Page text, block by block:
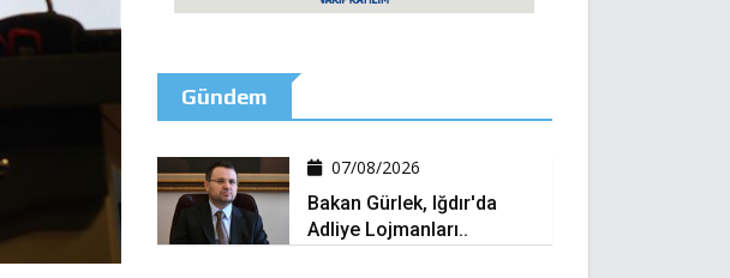
Gündem
07/08/2026
Bakan Gürlek, Iğdır'da
Adliye Lojmanları..